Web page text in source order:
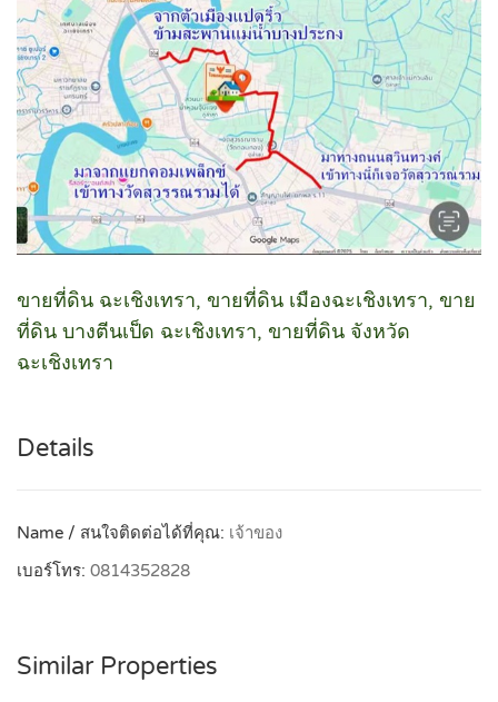
ขายที่ดิน ฉะเชิงเทรา, ขายที่ดิน เมืองฉะเชิงเทรา, ขาย
ที่ดิน บางตีนเป็ด ฉะเชิงเทรา, ขายที่ดิน จังหวัด
ฉะเชิงเทรา
Details
Name / สนใจติดต่อได้ที่คุณ: เจ้าของ
เบอร์โทร: 0814352828
Similar Properties